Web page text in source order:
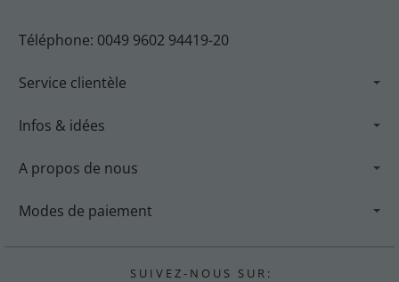
Téléphone: 0049 9602 94419-20
Service clientèle
Infos & idées
A propos de nous
Modes de paiement
S U I V E Z - N O U S S U R :